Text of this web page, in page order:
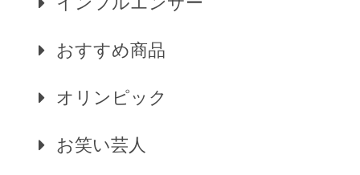
おすすめ商品
オリンピック
お笑い芸人